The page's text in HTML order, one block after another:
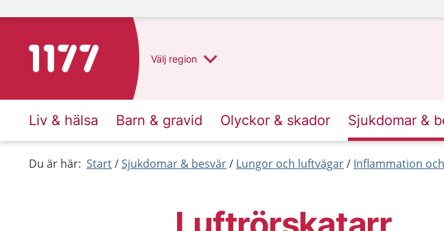
Till startsidan för 1177 Välj region
Liv & hälsa Barn & gravid Olyckor & skador Sjukdomar &
Du är här: Start Sjukdomar & besvär Lungor och luftvägar Inflammation